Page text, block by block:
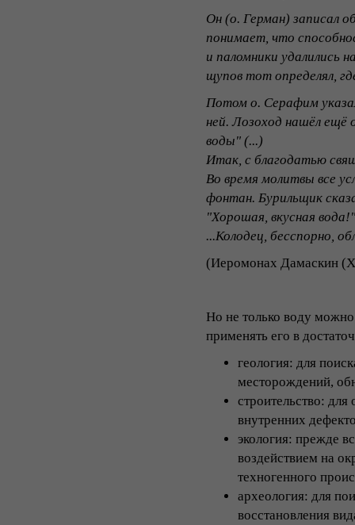
Он (о. Герман) записал
понимает, что
и паломники удалились
щупов тот определял,
Потом о. Серафим
ней. Лозоход нашёл ещё
воды" (...)
Итак, с благодатью
Во время молитвы все
фонтан. Бурильщик
"Хорошая, вкусная
...Колодец, бесспорно,
(Иеромонах Дамаскин
Но не только воду
применять его в
геология: для
месторождений,
строительство:
внутренних
экология: прежде
воздействием на
техногенного
археология: для
восстановления